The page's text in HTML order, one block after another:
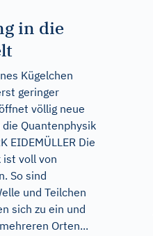
in die
Kügelchen
geringer
völlig neue
Quantenphysik
EIDEMÜLLER Die
ist voll von
So sind
und Teilchen
sich zu ein und
Orten...